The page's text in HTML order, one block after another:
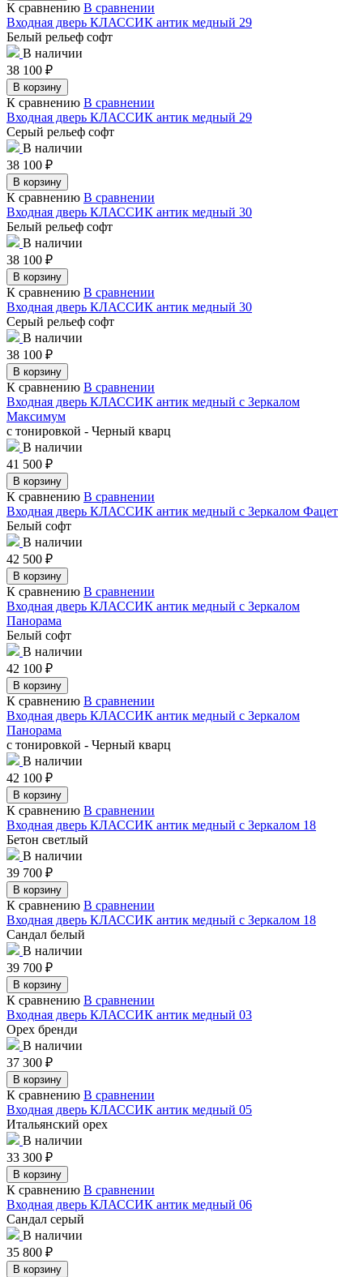
К сравнению В сравнении
Входная дверь КЛАССИК антик медный 29
Белый рельеф софт
В наличии
38 100 ₽
В корзину
К сравнению В сравнении
Входная дверь КЛАССИК антик медный 29
Серый рельеф софт
В наличии
38 100 ₽
В корзину
К сравнению В сравнении
Входная дверь КЛАССИК антик медный 30
Белый рельеф софт
В наличии
38 100 ₽
В корзину
К сравнению В сравнении
Входная дверь КЛАССИК антик медный 30
Серый рельеф софт
В наличии
38 100 ₽
В корзину
К сравнению В сравнении
Входная дверь КЛАССИК антик медный с Зеркалом
Максимум
с тонировкой - Черный кварц
В наличии
41 500 ₽
В корзину
К сравнению В сравнении
Входная дверь КЛАССИК антик медный с Зеркалом Фацет
Белый софт
В наличии
42 500 ₽
В корзину
К сравнению В сравнении
Входная дверь КЛАССИК антик медный с Зеркалом
Панорама
Белый софт
В наличии
42 100 ₽
В корзину
К сравнению В сравнении
Входная дверь КЛАССИК антик медный с Зеркалом
Панорама
с тонировкой - Черный кварц
В наличии
42 100 ₽
В корзину
К сравнению В сравнении
Входная дверь КЛАССИК антик медный с Зеркалом 18
Бетон светлый
В наличии
39 700 ₽
В корзину
К сравнению В сравнении
Входная дверь КЛАССИК антик медный с Зеркалом 18
Сандал белый
В наличии
39 700 ₽
В корзину
К сравнению В сравнении
Входная дверь КЛАССИК антик медный 03
Орех бренди
В наличии
37 300 ₽
В корзину
К сравнению В сравнении
Входная дверь КЛАССИК антик медный 05
Итальянский орех
В наличии
33 300 ₽
В корзину
К сравнению В сравнении
Входная дверь КЛАССИК антик медный 06
Сандал серый
В наличии
35 800 ₽
В корзину